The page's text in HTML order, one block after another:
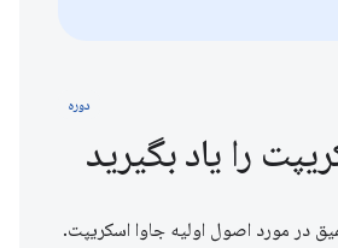
دوره
را یاد بگیرید
در مورد اصول اولیه جاوا اسکریپت.